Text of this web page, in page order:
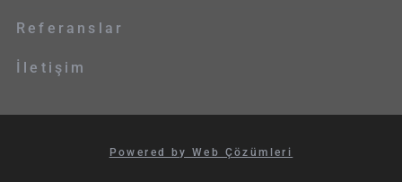
Referanslar
İletişim
Powered by Web Çözümleri